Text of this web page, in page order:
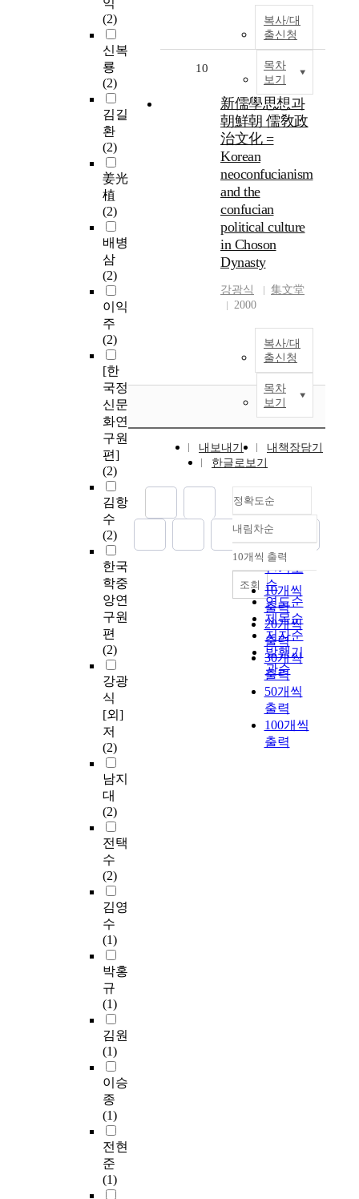
익
(2)
신복
룡
(2)
김길
환
(2)
姜光
植
(2)
배병
삼
(2)
이익
주
(2)
[한
국정
신문
화연
구원
편]
(2)
김항
수
(2)
한국
학중
앙연
구원
편
(2)
강광
식
[외]
저
(2)
남지
대
(2)
전택
수
(2)
김영
수
(1)
박홍
규
(1)
김원
(1)
이승
종
(1)
전현
준
(1)
복사/대
출신청
목차
보기
10
新儒學思想과
朝鮮朝 儒敎政
治文化 =
Korean
neoconfucianism
and the
confucian
political culture
in Choson
Dynasty
강광식
集文堂
2000
복사/대
출신청
목차
보기
내보내기
내책장담기
한글로보기
정확도순
정확도
순
인기도
순
연도순
제목순
저자순
발행기
관순
내림차순
내림차순
10개씩 출력
10개씩
출력
20개씩
출력
30개씩
출력
50개씩
출력
100개씩
출력
조회